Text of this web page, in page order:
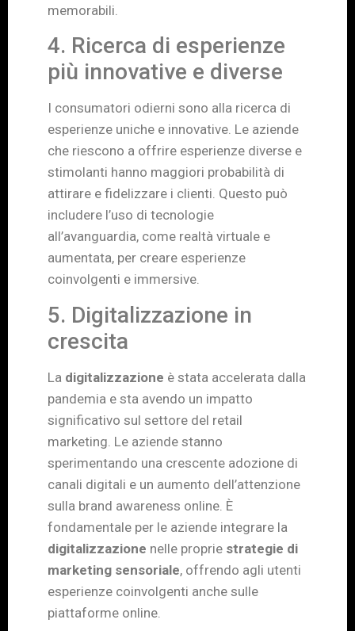
memorabili.
4. Ricerca di esperienze
più innovative e diverse
I consumatori odierni sono alla ricerca di
esperienze uniche e innovative. Le aziende
che riescono a offrire esperienze diverse e
stimolanti hanno maggiori probabilità di
attirare e fidelizzare i clienti. Questo può
includere l’uso di tecnologie
all’avanguardia, come realtà virtuale e
aumentata, per creare esperienze
coinvolgenti e immersive.
5. Digitalizzazione in
crescita
La digitalizzazione è stata accelerata dalla
pandemia e sta avendo un impatto
significativo sul settore del retail
marketing. Le aziende stanno
sperimentando una crescente adozione di
canali digitali e un aumento dell’attenzione
sulla brand awareness online. È
fondamentale per le aziende integrare la
digitalizzazione nelle proprie strategie di
marketing sensoriale, offrendo agli utenti
esperienze coinvolgenti anche sulle
piattaforme online.